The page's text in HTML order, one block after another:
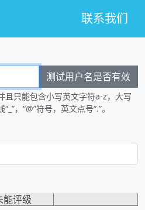
联系我们
测试用户名是否有效
且只能包含小写英文字符a-z，大写
，“@”符号，英文点号“.”。
能评级